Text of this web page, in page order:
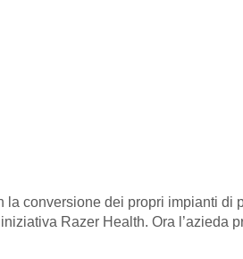
conversione dei propri impianti
Razer Health. Ora